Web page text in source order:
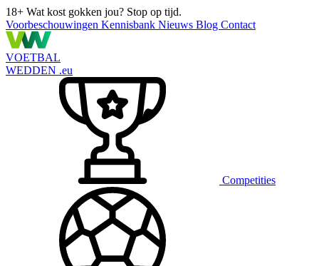
18+ Wat kost gokken jou? Stop op tijd.
Voorbeschouwingen Kennisbank Nieuws Blog Contact
VOETBAL
WEDDEN .eu
Competities